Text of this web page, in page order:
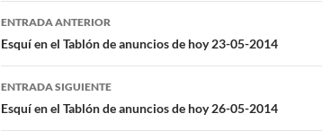
Navegación
de
entradas
ENTRADA ANTERIOR
Esquí en el Tablón de anuncios de hoy 23-05-2014
ENTRADA SIGUIENTE
Esquí en el Tablón de anuncios de hoy 26-05-2014